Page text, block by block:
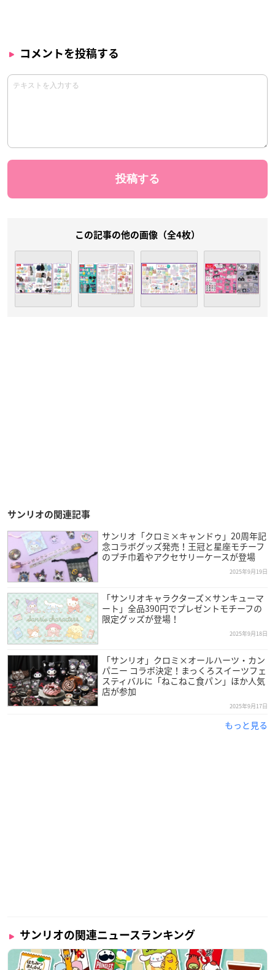
コメントを投稿する
この記事の他の画像（全4枚）
サンリオの関連記事
サンリオ「クロミ×キャンドゥ」20周年記
念コラボグッズ発売！王冠と星座モチーフ
のプチ巾着やアクセサリーケースが登場
2025年9月19日
「サンリオキャラクターズ×サンキューマ
ート」全品390円でプレゼントモチーフの
限定グッズが登場！
2025年9月18日
「サンリオ」クロミ×オールハーツ・カン
パニー コラボ決定！まっくろスイーツフェ
スティバルに「ねこねこ食パン」ほか人気
店が参加
2025年9月17日
もっと見る
サンリオの関連ニュースランキング